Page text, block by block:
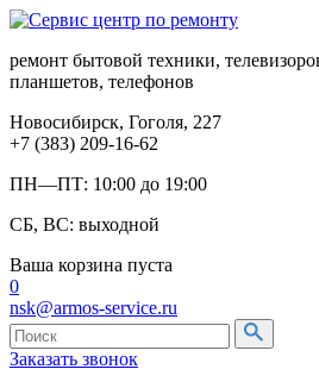
ремонт бытовой техники,
планшетов, телефонов
Новосибирск, Гоголя, 227
+7 (383) 209-16-62
ПН—ПТ: 10:00 до 19:00
СБ, ВС: выходной
Ваша корзина пуста
0
nsk@armos-service.ru
Заказать звонок